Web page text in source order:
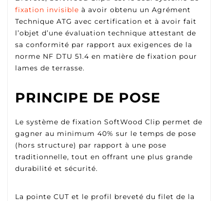
fixation invisible à avoir obtenu un Agrément
Technique ATG avec certification et à avoir fait
l’objet d’une évaluation technique attestant de
sa conformité par rapport aux exigences de la
norme NF DTU 51.4 en matière de fixation pour
lames de terrasse.
PRINCIPE DE POSE
Le système de fixation SoftWood Clip permet de
gagner au minimum 40% sur le temps de pose
(hors structure) par rapport à une pose
traditionnelle, tout en offrant une plus grande
durabilité et sécurité.
La pointe CUT et le profil breveté du filet de la